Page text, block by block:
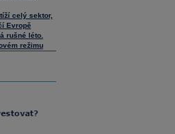
celý sektor,
Evropě
rušné léto.
režimu